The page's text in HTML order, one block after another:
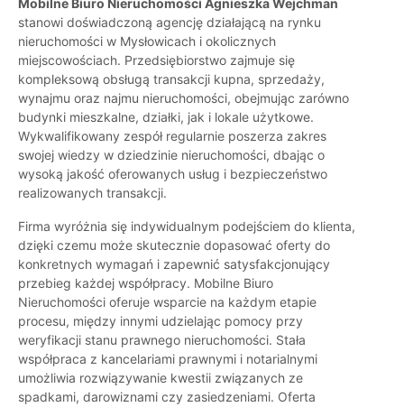
Mobilne Biuro Nieruchomości Agnieszka Wejchman
stanowi doświadczoną agencję działającą na rynku
nieruchomości w Mysłowicach i okolicznych
miejscowościach. Przedsiębiorstwo zajmuje się
kompleksową obsługą transakcji kupna, sprzedaży,
wynajmu oraz najmu nieruchomości, obejmując zarówno
budynki mieszkalne, działki, jak i lokale użytkowe.
Wykwalifikowany zespół regularnie poszerza zakres
swojej wiedzy w dziedzinie nieruchomości, dbając o
wysoką jakość oferowanych usług i bezpieczeństwo
realizowanych transakcji.
Firma wyróżnia się indywidualnym podejściem do klienta,
dzięki czemu może skutecznie dopasować oferty do
konkretnych wymagań i zapewnić satysfakcjonujący
przebieg każdej współpracy. Mobilne Biuro
Nieruchomości oferuje wsparcie na każdym etapie
procesu, między innymi udzielając pomocy przy
weryfikacji stanu prawnego nieruchomości. Stała
współpraca z kancelariami prawnymi i notarialnymi
umożliwia rozwiązywanie kwestii związanych ze
spadkami, darowiznami czy zasiedzeniami. Oferta